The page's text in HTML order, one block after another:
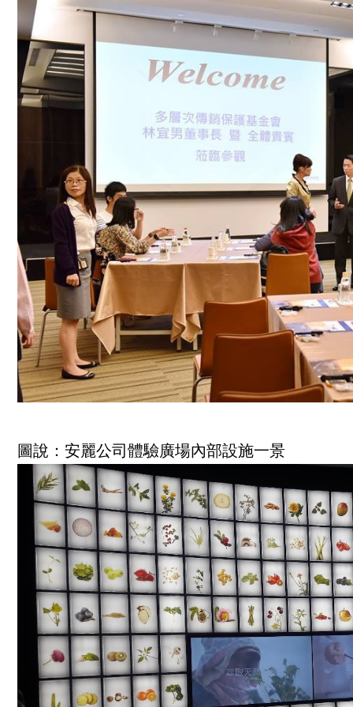
圖說：安麗公司體驗廣場內部設施一景